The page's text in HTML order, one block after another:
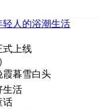
人的浴潮生活
式上线
霞暮雪白头
生活
话